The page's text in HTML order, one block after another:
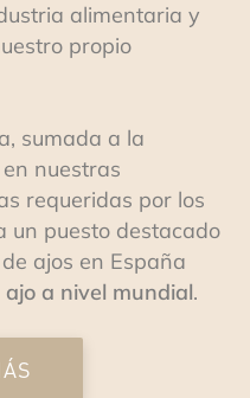
alimentaria y
propio
sumada a la
nuestras
requeridas por los
un puesto destacado
ajos en España
a nivel mundial.